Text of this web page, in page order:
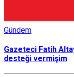
Gündem
Gazeteci Fatih
desteği vermişim